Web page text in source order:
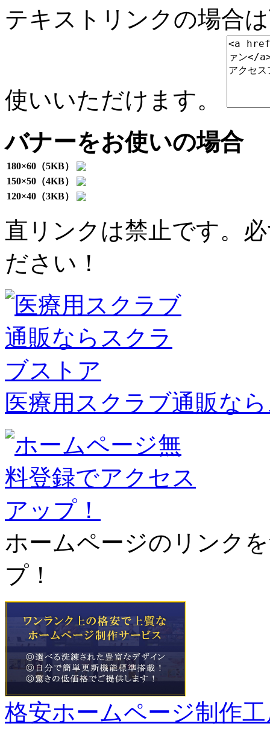
テキストリンクの場合
使いいただけます。
バナーをお使いの場合
180×60（5KB）
150×50（4KB）
120×40（3KB）
直リンクは禁止です。
ださい！
医療用スクラブ通販な
ホームページのリンク
プ！
格安ホームページ制作